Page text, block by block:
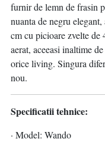
furnir de lemn de frasin
nuanta de negru
cm cu picioare zvelte
aerat, aceeasi inaltime
orice living. Singura
nou.
Specificatii tehnice:
· Model: Wando